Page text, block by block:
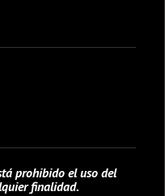
prohibido el uso del
finalidad.